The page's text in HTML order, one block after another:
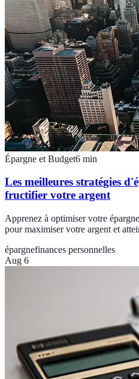
Épargne et Budget6 min
Les meilleures stratégies
fructifier votre argent
Apprenez à optimiser votre
pour maximiser votre argent et
épargnefinances personnelles
Aug 6